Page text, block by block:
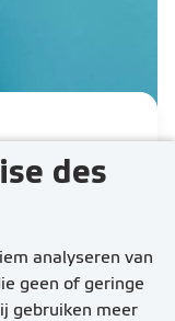
des
analyseren van
geen of geringe
gebruiken meer